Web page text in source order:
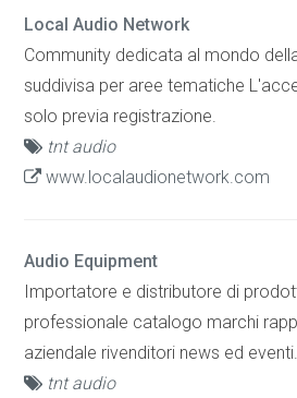
Local Audio Network
Community dedicata al mondo
suddivisa per aree tematiche
solo previa registrazione.
tnt audio
www.localaudionetwork.com
Audio Equipment
Importatore e distributore di
professionale catalogo marchi
aziendale rivenditori news ed eventi.
tnt audio